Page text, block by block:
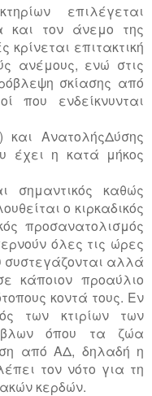
επιλέγεται
και τον άνεμο της
κρίνεται επιτακτική
ανέμους, ενώ στις
σκίασης από
που ενδείκνυνται
ΑνατολήςΔύσης
έχει η κατά μήκος
σημαντικός καθώς
ο κιρκαδικός
προσανατολισμός
όλες τις ώρες
συστεγάζονται αλλά
κάποιον προαύλιο
κοντά τους. Εν
των κτιρίων των
όπου τα ζώα
από ΑΔ, δηλαδή η
τον νότο για τη
κερδών.